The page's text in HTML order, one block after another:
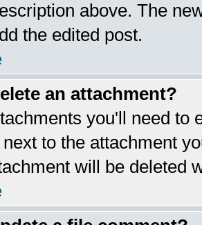
above. The
the edited post.
an attachment?
you'll need
to the attachment
will be deleted